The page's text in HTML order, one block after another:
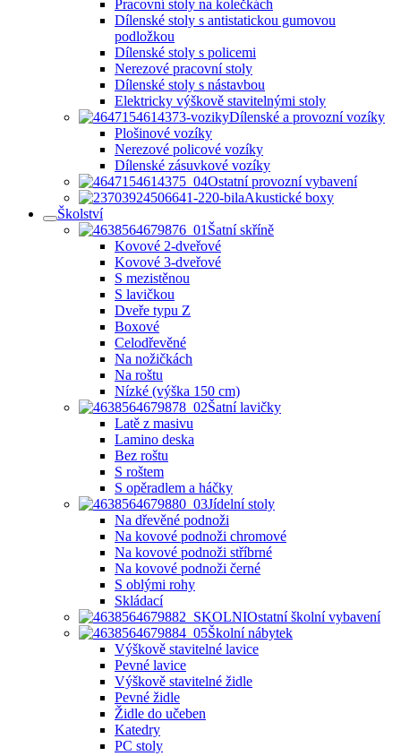
Pracovní stoly na kolečkách
Dílenské stoly s antistatickou gumovou
podložkou
Dílenské stoly s policemi
Nerezové pracovní stoly
Dílenské stoly s nástavbou
Elektricky výškově stavitelnými stoly
Dílenské a provozní vozíky
Plošinové vozíky
Nerezové policové vozíky
Dílenské zásuvkové vozíky
Ostatní provozní vybavení
Akustické boxy
Školství
Šatní skříně
Kovové 2-dveřové
Kovové 3-dveřové
S mezistěnou
S lavičkou
Dveře typu Z
Boxové
Celodřevěné
Na nožičkách
Na roštu
Nízké (výška 150 cm)
Šatní lavičky
Latě z masivu
Lamino deska
Bez roštu
S roštem
S opěradlem a háčky
Jídelní stoly
Na dřevěné podnoži
Na kovové podnoži chromové
Na kovové podnoži stříbrné
Na kovové podnoži černé
S oblými rohy
Skládací
Ostatní školní vybavení
Školní nábytek
Výškově stavitelné lavice
Pevné lavice
Výškově stavitelné židle
Pevné židle
Židle do učeben
Katedry
PC stoly